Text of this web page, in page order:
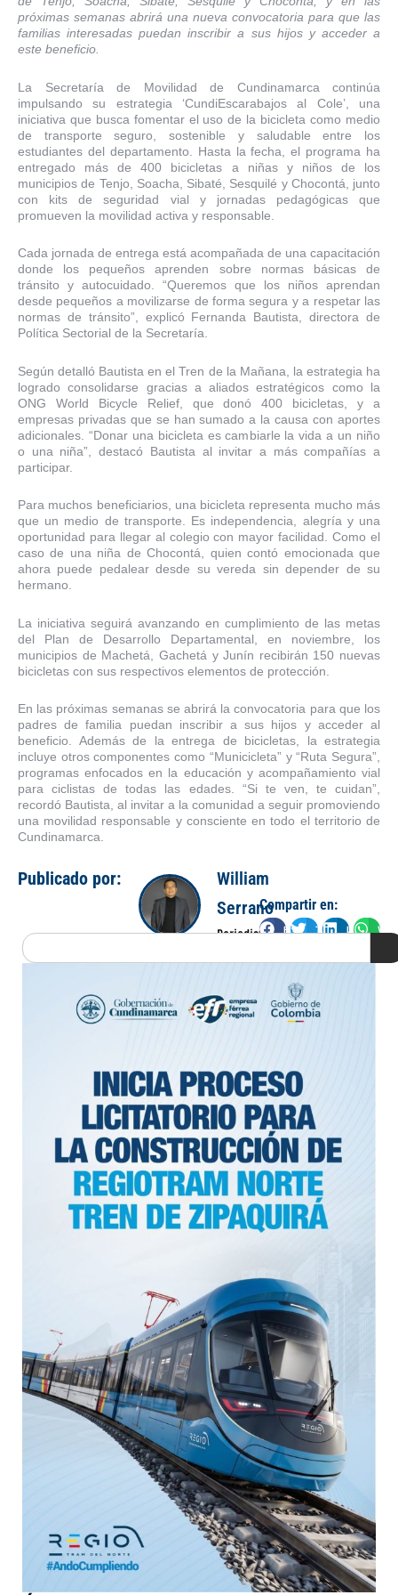
próximas semanas abrirá una nueva convocatoria para que las
familias interesadas puedan inscribir a sus hijos y acceder a
este beneficio.
La Secretaría de Movilidad de Cundinamarca continúa
impulsando su estrategia ‘CundiEscarabajos al Cole’, una
iniciativa que busca fomentar el uso de la bicicleta como medio
de transporte seguro, sostenible y saludable entre los
estudiantes del departamento. Hasta la fecha, el programa ha
entregado más de 400 bicicletas a niñas y niños de los
municipios de Tenjo, Soacha, Sibaté, Sesquilé y Chocontá, junto
con kits de seguridad vial y jornadas pedagógicas que
promueven la movilidad activa y responsable.
Cada jornada de entrega está acompañada de una capacitación
donde los pequeños aprenden sobre normas básicas de
tránsito y autocuidado. “Queremos que los niños aprendan
desde pequeños a movilizarse de forma segura y a respetar las
normas de tránsito”, explicó Fernanda Bautista, directora de
Política Sectorial de la Secretaría.
Según detalló Bautista en el Tren de la Mañana, la estrategia ha
logrado consolidarse gracias a aliados estratégicos como la
ONG World Bicycle Relief, que donó 400 bicicletas, y a
empresas privadas que se han sumado a la causa con aportes
adicionales. “Donar una bicicleta es cambiarle la vida a un niño
o una niña”, destacó Bautista al invitar a más compañías a
participar.
Para muchos beneficiarios, una bicicleta representa mucho más
que un medio de transporte. Es independencia, alegría y una
oportunidad para llegar al colegio con mayor facilidad. Como el
caso de una niña de Chocontá, quien contó emocionada que
ahora puede pedalear desde su vereda sin depender de su
hermano.
La iniciativa seguirá avanzando en cumplimiento de las metas
del Plan de Desarrollo Departamental, en noviembre, los
municipios de Machetá, Gachetá y Junín recibirán 150 nuevas
bicicletas con sus respectivos elementos de protección.
En las próximas semanas se abrirá la convocatoria para que los
padres de familia puedan inscribir a sus hijos y acceder al
beneficio. Además de la entrega de bicicletas, la estrategia
incluye otros componentes como “Municicleta” y “Ruta Segura”,
programas enfocados en la educación y acompañamiento vial
para ciclistas de todas las edades. “Si te ven, te cuidan”,
recordó Bautista, al invitar a la comunidad a seguir promoviendo
una movilidad responsable y consciente en todo el territorio de
Cundinamarca.
Publicado por:
William
Serrano
Periodista
Compartir en:
FacebookTwitterLinkedIn
Search